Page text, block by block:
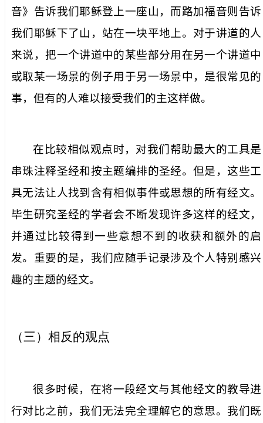
音》告诉我们耶稣登上一座山，而路加福音则告诉
我们耶稣下了山，站在一块平地上。对于讲道的人
来说，把一个讲道中的某些部分用在另一个讲道中
或取某一场景的例子用于另一场景中，是很常见的
事，但有的人难以接受我们的主这样做。
在比较相似观点时，对我们帮助最大的工具是
串珠注释圣经和按主题编排的圣经。但是，这些工
具无法让人找到含有相似事件或思想的所有经文。
毕生研究圣经的学者会不断发现许多这样的经文，
并通过比较得到一些意想不到的收获和额外的启
发。重要的是，我们应随手记录涉及个人特别感兴
趣的主题的经文。
（三）相反的观点
很多时候，在将一段经文与其他经文的教导进
行对比之前，我们无法完全理解它的意思。我们既